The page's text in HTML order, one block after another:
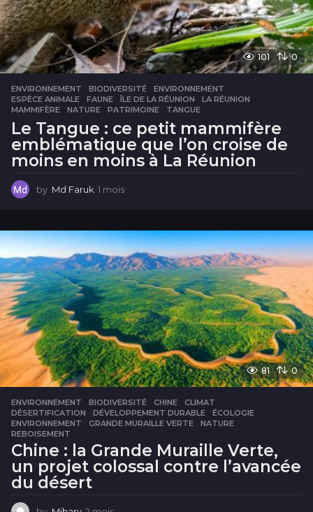
101 0
ENVIRONNEMENT BIODIVERSITÉ ,ENVIRONNEMENT
ESPÈCE ANIMALE
,FAUNE ,ÎLE DE LA RÉUNION ,LA RÉUNION
MAMMIFÈRE
,NATURE ,PATRIMOINE ,TANGUE
Le Tangue : ce petit mammifère
emblématique que l’on croise de
moins en moins à La Réunion
by Md Faruk 1 mois
i
s
81 0
ENVIRONNEMENT BIODIVERSITÉ ,CHINE ,CLIMAT
DÉSERTIFICATION
,DÉVELOPPEMENT DURABLE ,ÉCOLOGIE
ENVIRONNEMENT
,GRANDE MURAILLE VERTE ,NATURE
REBOISEMENT
Chine : la Grande Muraille Verte,
un projet colossal contre l’avancée
du désert